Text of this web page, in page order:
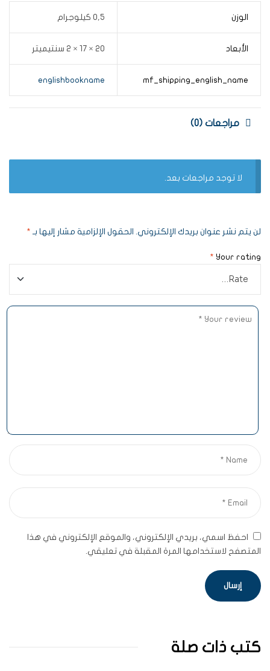
الوزن 0,5 كيلوجرام
الأبعاد 20 × 17 × 2 سنتيميتر
mf_shipping_english_name
englishbookname
مراجعات (0)
لا توجد مراجعات بعد.
لن يتم نشر عنوان بريدك الإلكتروني. الحقول الإلزامية مشار إليها بـ *
Your rating
*
احفظ اسمي، بريدي الإلكتروني، والموقع الإلكتروني في هذا
المتصفح لاستخدامها المرة المقبلة في تعليقي.
كتب ذات صلة